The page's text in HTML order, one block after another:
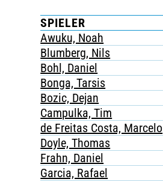
SPIELER
Awuku, Noah
Blumberg, Nils
Bohl, Daniel
Bonga, Tarsis
Bozic, Dejan
Campulka, Tim
de Freitas Costa, Marcelo
Doyle, Thomas
Frahn, Daniel
Garcia, Rafael